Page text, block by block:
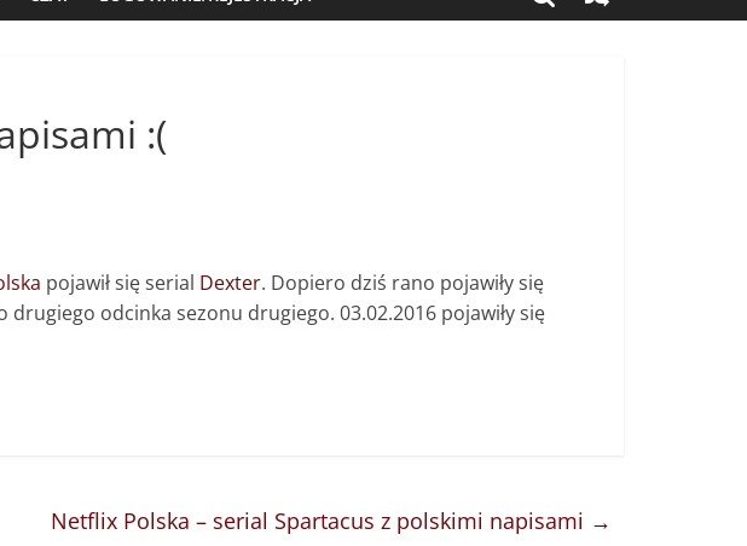
:(
pojawił się serial Dexter. Dopiero dziś rano pojawiły się
drugiego odcinka sezonu drugiego. 03.02.2016 pojawiły się
Netflix Polska – serial Spartacus z polskimi napisami →